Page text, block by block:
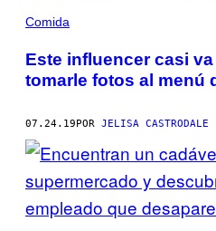
Comida
Este influencer casi
tomarle fotos al menú
07.24.19POR JELISA CASTRODALE